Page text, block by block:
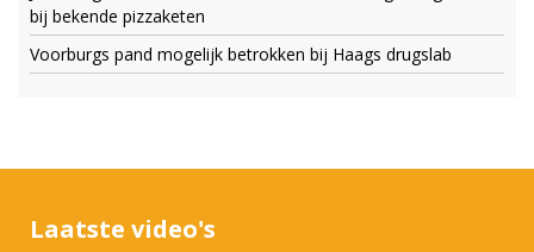
bij bekende pizzaketen
Voorburgs pand mogelijk betrokken bij Haags drugslab
Laatste video's